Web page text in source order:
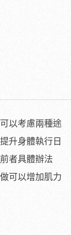
以考慮兩種途
升身體執行日
者具體辦法
可以增加肌力